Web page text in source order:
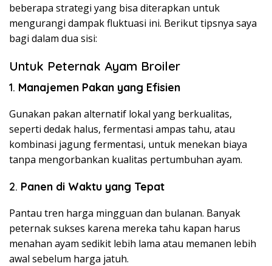
beberapa strategi yang bisa diterapkan untuk
mengurangi dampak fluktuasi ini. Berikut tipsnya saya
bagi dalam dua sisi:
Untuk Peternak Ayam Broiler
1. Manajemen Pakan yang Efisien
Gunakan pakan alternatif lokal yang berkualitas,
seperti dedak halus, fermentasi ampas tahu, atau
kombinasi jagung fermentasi, untuk menekan biaya
tanpa mengorbankan kualitas pertumbuhan ayam.
2. Panen di Waktu yang Tepat
Pantau tren harga mingguan dan bulanan. Banyak
peternak sukses karena mereka tahu kapan harus
menahan ayam sedikit lebih lama atau memanen lebih
awal sebelum harga jatuh.